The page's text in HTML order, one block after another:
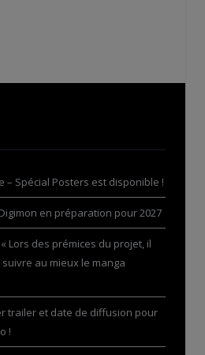
– Spécial Posters est disponible !
en préparation pour 2027
Lors des prémices du projet, il
au mieux le manga
trailer et date de diffusion pour
!